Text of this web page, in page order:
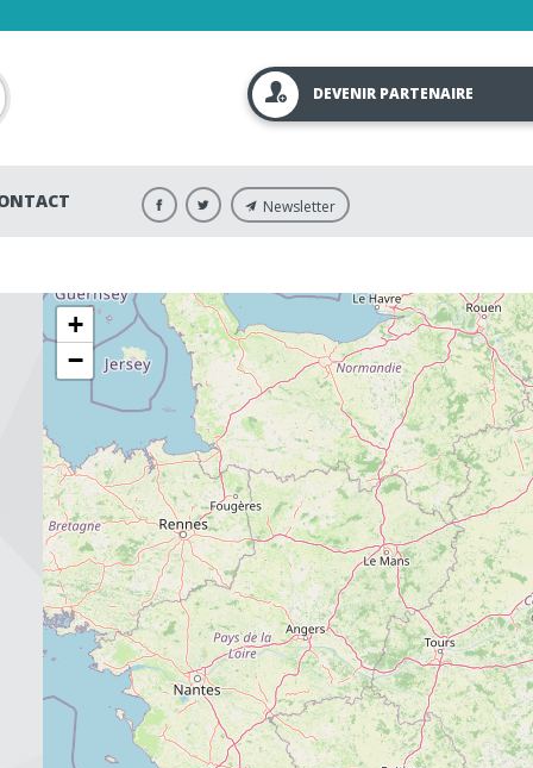
DEVENIR PARTENAIRE
Newsletter
+
−